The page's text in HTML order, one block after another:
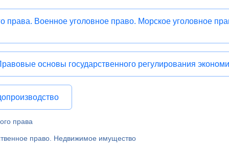
права. Военное уголовное право. Морское уголовное
основы государственного регулирования
права
право. Недвижимое имущество